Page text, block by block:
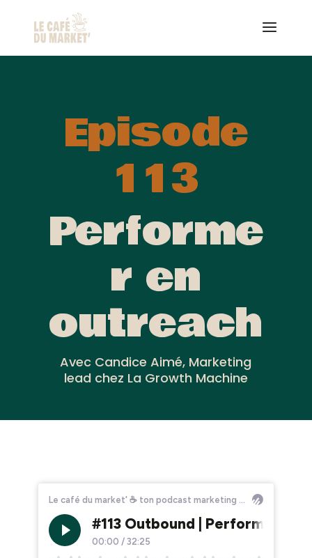
Episode
113
Performe
r en
outreach
Avec Candice Aimé, Marketing
lead chez La Growth Machine